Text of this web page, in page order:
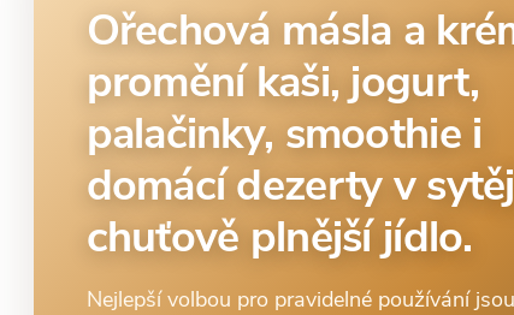
Ořechová másla a
promění kaši, jogurt,
palačinky, smoothie i
domácí dezerty v
chuťově plnější jídlo.
Nejlepší volbou pro pravidelné používání jsou